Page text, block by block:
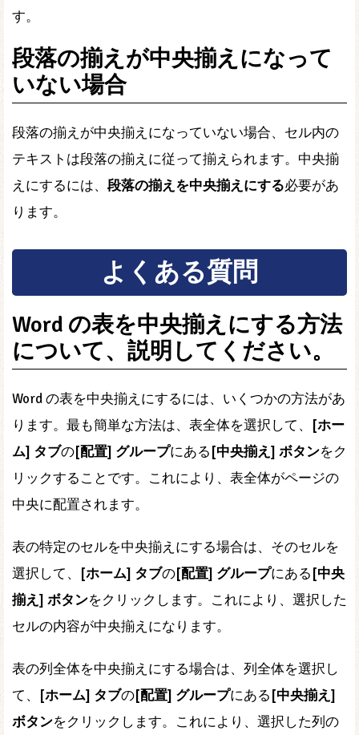
す。
段落の揃えが中央揃えになって
いない場合
段落の揃えが中央揃えになっていない場合、セル内の
テキストは段落の揃えに従って揃えられます。中央揃
えにするには、 段落の揃えを中央揃えにする必要があ
ります。
よくある質問
Word の表を中央揃えにする方法
について、説明してください。
Word の表を中央揃えにするには、いくつかの方法があ
ります。最も簡単な方法は、表全体を選択して、
[ホー
ム] タブの[配置] グループにある [中央揃え] ボタンをク
リックすることです。これにより、表全体がページの
中央に配置されます。
表の特定のセルを中央揃えにする場合は、そのセルを
選択して、
[ホーム] タブの[配置] グループにある [中央
揃え] ボタンをクリックします。これにより、選択した
セルの内容が中央揃えになります。
表の列全体を中央揃えにする場合は、列全体を選択し
て、
[ホーム] タブの[配置] グループにある [中央揃え]
ボタンをクリックします。これにより、選択した列の